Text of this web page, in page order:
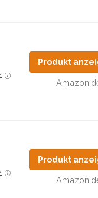
Produkt
Produkt